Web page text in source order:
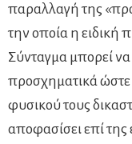
παραλλαγή της
την οποία η ειδική
Σύνταγμα μπορεί
προσχηματικά ώστε
φυσικού τους
αποφασίσει επί της